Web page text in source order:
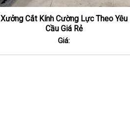
Xưởng Cắt Kính Cường Lực Theo Yêu
Cầu Giá Rẻ
Giá: